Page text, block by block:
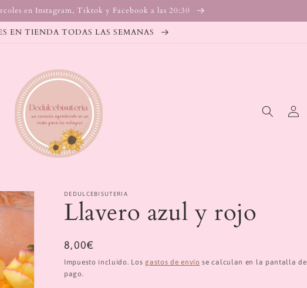
en Instagram, Tiktok y Facebook a las 20:30
EN TIENDA TODAS LAS SEMANAS
sesión
DEDULCEBISUTERIA
Llavero azul y rojo
Precio
habitual
8,00€
Impuesto incluido. Los gastos de envío se calculan en la pantalla de
pago.